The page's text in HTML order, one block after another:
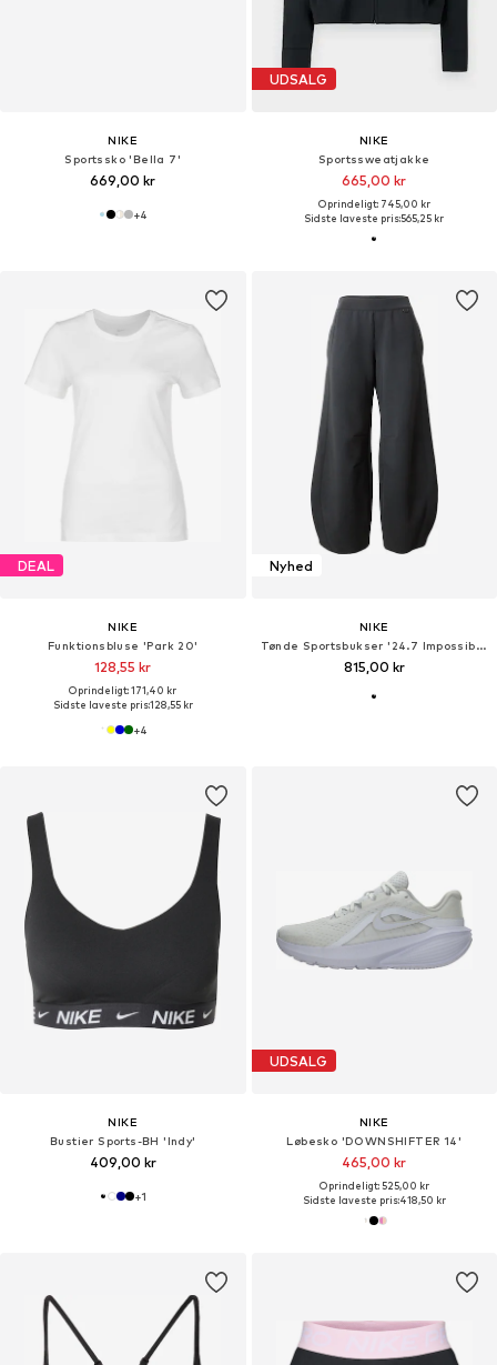
NIKE
Sportssko 'Bella 7'
669,00 kr
+4
UDSALG
NIKE
Sportssweatjakke
665,00 kr
Oprindeligt: 745,00 kr
Sidste laveste pris:565,25 kr
DEAL
NIKE
Funktionsbluse 'Park 20'
128,55 kr
Oprindeligt: 171,40 kr
Sidste laveste pris:128,55 kr
+4
Nyhed
NIKE
Tønde Sportsbukser '24.7 ImpossiblySoft'
815,00 kr
NIKE
Bustier Sports-BH 'Indy'
409,00 kr
+1
UDSALG
NIKE
Løbesko 'DOWNSHIFTER 14'
465,00 kr
Oprindeligt: 525,00 kr
Sidste laveste pris:418,50 kr